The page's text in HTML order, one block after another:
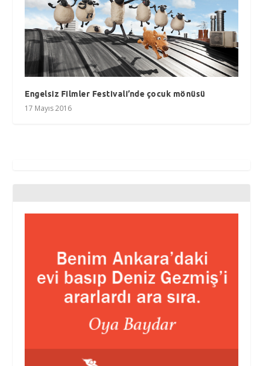
Engelsiz Filmler Festivali’nde çocuk mönüsü
17 Mayıs 2016